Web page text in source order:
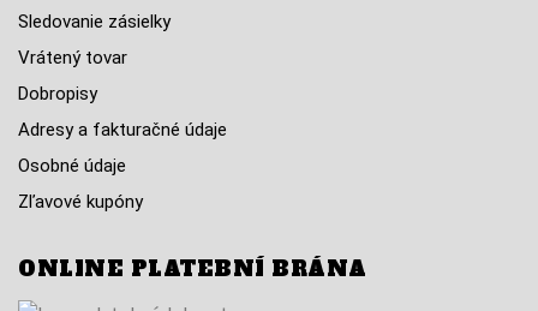
Sledovanie zásielky
Vrátený tovar
Dobropisy
Adresy a fakturačné údaje
Osobné údaje
Zľavové kupóny
ONLINE PLATEBNÍ BRÁNA